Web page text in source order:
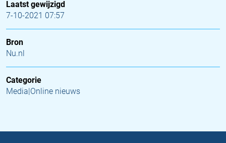
Laatst gewijzigd
7-10-2021 07:57
Bron
Nu.nl
Categorie
Media|Online nieuws